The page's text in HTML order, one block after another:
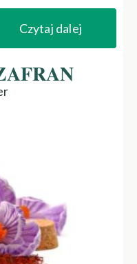
Czytaj dalej